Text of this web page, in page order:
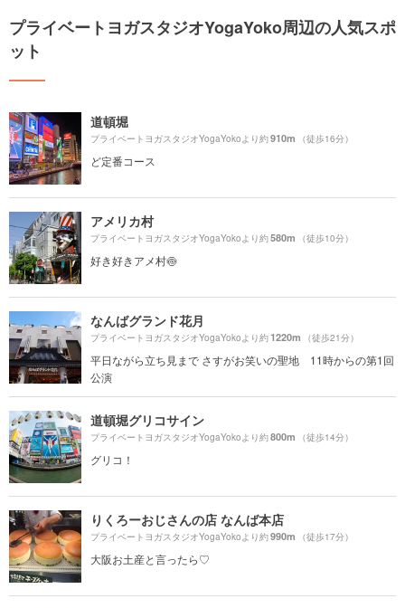
プライベートヨガスタジオYogaYoko周辺の人気スポ
ット
道頓堀
プライベートヨガスタジオYogaYokoより約910m （徒歩16分）
ど定番コース
アメリカ村
プライベートヨガスタジオYogaYokoより約580m （徒歩10分）
好き好きアメ村🍥
なんばグランド花月
プライベートヨガスタジオYogaYokoより約1220m （徒歩21分）
平日ながら立ち見まで さすがお笑いの聖地 11時からの第1回
公演
道頓堀グリコサイン
プライベートヨガスタジオYogaYokoより約800m （徒歩14分）
グリコ！
りくろーおじさんの店 なんば本店
プライベートヨガスタジオYogaYokoより約990m （徒歩17分）
大阪お土産と言ったら♡